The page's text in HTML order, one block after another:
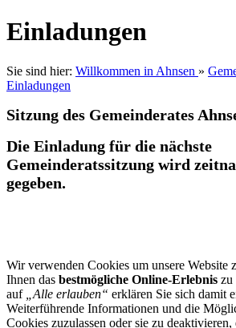
Einladungen
Sie sind hier: Willkommen in Ahnsen »
Einladungen
Sitzung des Gemeinderates
Die Einladung für die nächste
Gemeinderatssitzung wird
gegeben.
Wir verwenden Cookies um unsere Website
Ihnen das bestmögliche Online-Erlebnis zu
auf
„Alle erlauben“ erklären Sie sich damit
Weiterführende Informationen und die
Cookies zuzulassen oder sie zu